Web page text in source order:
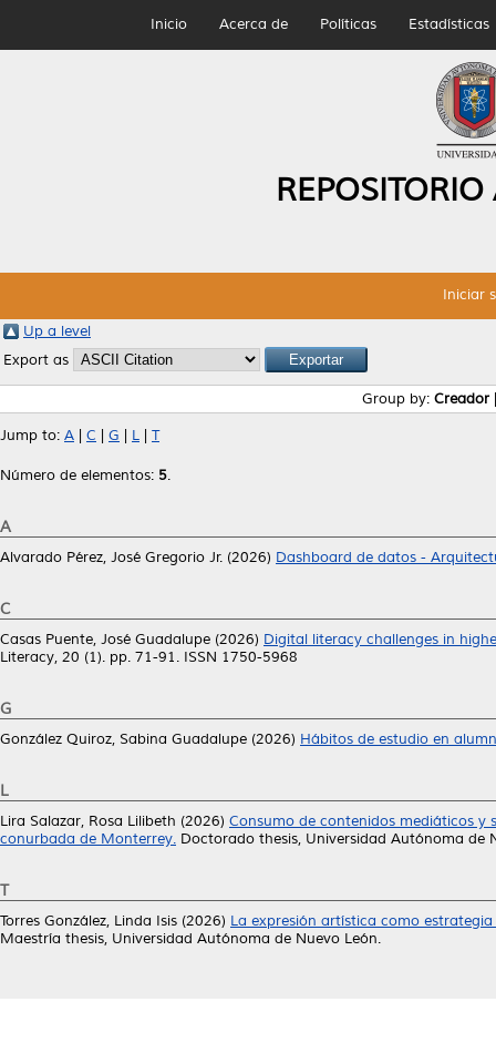
Inicio Acerca de Políticas Estadísticas
Iniciar
Up a level
Export as
Group by: Creador
Jump to: A C G L T
Número de elementos: 5.
A
Alvarado Pérez, José Gregorio Jr. (2026) Dashboard de datos -
C
Casas Puente, José Guadalupe (2026) Digital literacy challenges in
Literacy, 20 (1). pp. 71-91. ISSN 1750-5968
G
González Quiroz, Sabina Guadalupe (2026) Hábitos de estudio en
L
Lira Salazar, Rosa Lilibeth (2026) Consumo de contenidos mediáticos y
conurbada de Monterrey. Doctorado thesis, Universidad Autónoma de
T
Torres González, Linda Isis (2026) La expresión artística como
Maestría thesis, Universidad Autónoma de Nuevo León.